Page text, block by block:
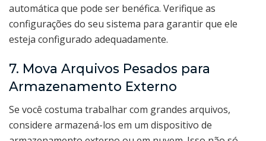
automática que pode ser benéfica. Verifique as
configurações do seu sistema para garantir que ele
esteja configurado adequadamente.
7. Mova Arquivos Pesados para
Armazenamento Externo
Se você costuma trabalhar com grandes arquivos,
considere armazená-los em um dispositivo de